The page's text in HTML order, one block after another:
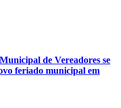
de Vereadores se
feriado municipal em